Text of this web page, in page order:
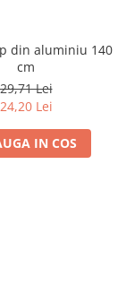
din aluminiu 140
cm
29,71 Lei
24,20 Lei
IN COS